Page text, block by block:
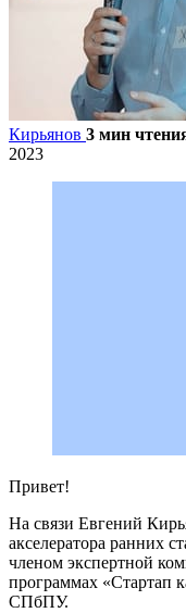
Кирьянов 3 мин
2023
Привет!
На связи Евгений
акселератора ранних
членом экспертной
программах «Стартап
СПбПУ.